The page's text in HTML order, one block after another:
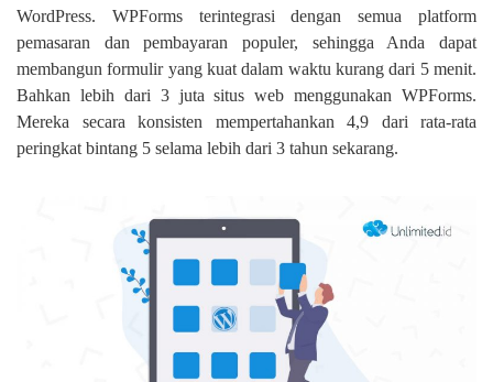
WordPress. WPForms terintegrasi dengan semua platform
pemasaran dan pembayaran populer, sehingga Anda dapat
membangun formulir yang kuat dalam waktu kurang dari 5 menit.
Bahkan lebih dari 3 juta situs web menggunakan WPForms.
Mereka secara konsisten mempertahankan 4,9 dari rata-rata
peringkat bintang 5 selama lebih dari 3 tahun sekarang.